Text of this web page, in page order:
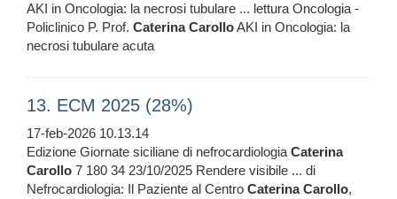
AKI in Oncologia: la necrosi tubulare ... lettura Oncologia -
Policlinico P. Prof. Caterina CarolloAKI in Oncologia: la
necrosi tubulare acuta
13. ECM 2025 (28%)
17-feb-2026 10.13.14
Edizione Giornate siciliane di nefrocardiologiaCaterina
Carollo 7 180 34 23/10/2025 Rendere visibile ... di
Nefrocardiologia: Il Paziente al Centro Caterina Carollo,